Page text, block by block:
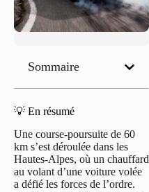
Sommaire
💡 En résumé
Une course-poursuite de 60
km s’est déroulée dans les
Hautes-Alpes, où un chauffard
au volant d’une voiture volée
a défié les forces de l’ordre.